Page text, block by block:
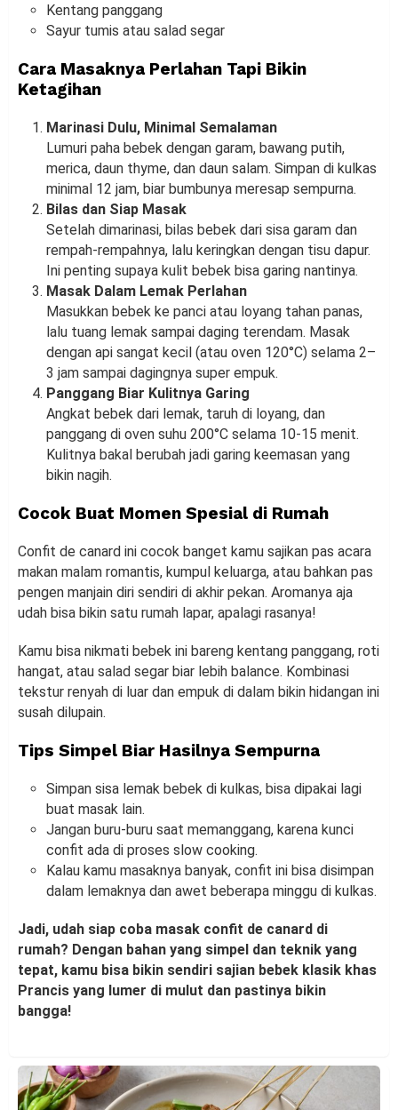
Kentang panggang
Sayur tumis atau salad segar
Cara Masaknya Perlahan Tapi Bikin
Ketagihan
Marinasi Dulu, Minimal Semalaman
Lumuri paha bebek dengan garam, bawang putih,
merica, daun thyme, dan daun salam. Simpan di kulkas
minimal 12 jam, biar bumbunya meresap sempurna.
Bilas dan Siap Masak
Setelah dimarinasi, bilas bebek dari sisa garam dan
rempah-rempahnya, lalu keringkan dengan tisu dapur.
Ini penting supaya kulit bebek bisa garing nantinya.
Masak Dalam Lemak Perlahan
Masukkan bebek ke panci atau loyang tahan panas,
lalu tuang lemak sampai daging terendam. Masak
dengan api sangat kecil (atau oven 120°C) selama 2–
3 jam sampai dagingnya super empuk.
Panggang Biar Kulitnya Garing
Angkat bebek dari lemak, taruh di loyang, dan
panggang di oven suhu 200°C selama 10-15 menit.
Kulitnya bakal berubah jadi garing keemasan yang
bikin nagih.
Cocok Buat Momen Spesial di Rumah
Confit de canard ini cocok banget kamu sajikan pas acara
makan malam romantis, kumpul keluarga, atau bahkan pas
pengen manjain diri sendiri di akhir pekan. Aromanya aja
udah bisa bikin satu rumah lapar, apalagi rasanya!
Kamu bisa nikmati bebek ini bareng kentang panggang, roti
hangat, atau salad segar biar lebih balance. Kombinasi
tekstur renyah di luar dan empuk di dalam bikin hidangan ini
susah dilupain.
Tips Simpel Biar Hasilnya Sempurna
Simpan sisa lemak bebek di kulkas, bisa dipakai lagi
buat masak lain.
Jangan buru-buru saat memanggang, karena kunci
confit ada di proses slow cooking.
Kalau kamu masaknya banyak, confit ini bisa disimpan
dalam lemaknya dan awet beberapa minggu di kulkas.
Jadi, udah siap coba masak confit de canard di
rumah? Dengan bahan yang simpel dan teknik yang
tepat, kamu bisa bikin sendiri sajian bebek klasik khas
Prancis yang lumer di mulut dan pastinya bikin
bangga!